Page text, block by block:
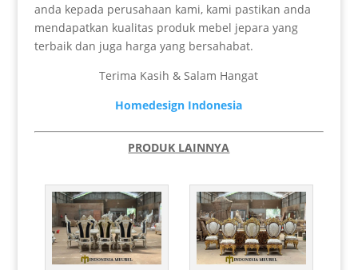
anda kepada perusahaan kami, kami pastikan anda
mendapatkan kualitas produk mebel jepara yang
terbaik dan juga harga yang bersahabat.
Terima Kasih & Salam Hangat
Homedesign Indonesia
PRODUK LAINNYA